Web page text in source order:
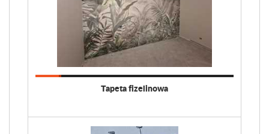
Tapeta fizelinowa